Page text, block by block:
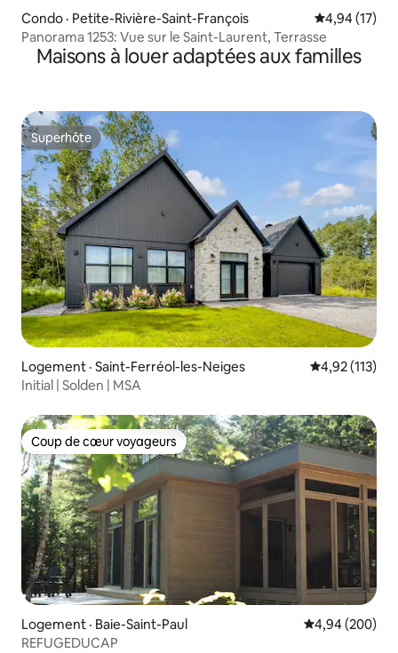
Condo · Petite-Rivière-Saint-François Note
4,94 (17)
Panorama 1253: Vue sur le Saint-Laurent, Terrasse
Maisons à louer adaptées aux familles
Superhôte
Superhôte
Logement · Saint-Ferréol-les-Neiges Note
4,92 (113)
Initial | Solden | MSA
Coup de cœur voyageurs
Coup de cœur voyageurs
Logement · Baie-Saint-Paul Note
4,94 (200)
REFUGEDUCAP